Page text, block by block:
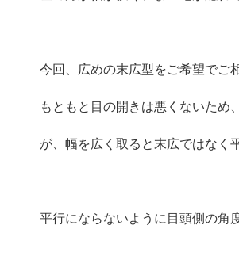
今回、広めの末広型をご希望でご
もともと目の開きは悪くないため
が、幅を広く取ると末広ではなく
平行にならないように目頭側の角